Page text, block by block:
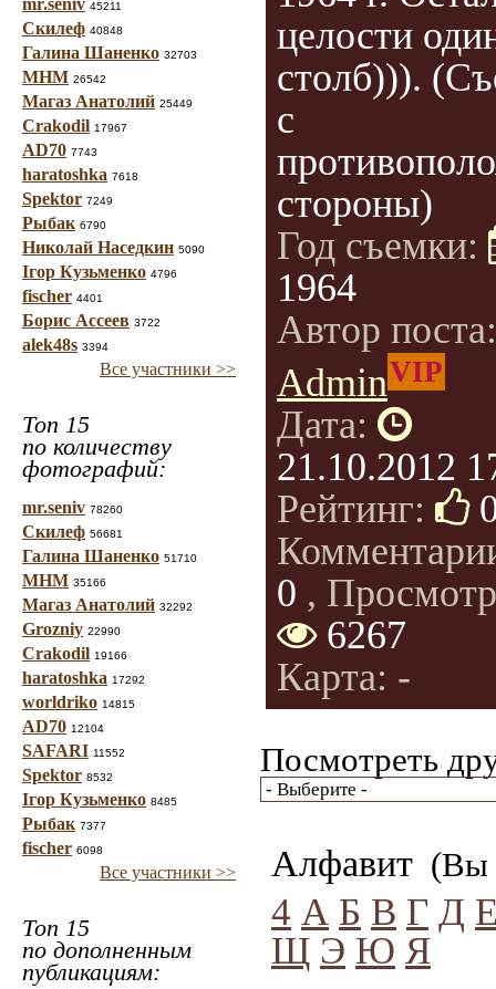
mr.seniv 45211
Скилеф 40848
Галина Шаненко 32703
МНМ 26542
Магаз Анатолий 25449
Crakodil 17967
AD70 7743
haratoshka 7618
Spektor 7249
Рыбак 6790
Николай Наседкин 5090
Ігор Кузьменко 4796
fischer 4401
Борис Ассеев 3722
alek48s 3394
Все участники >>
Топ 15
по количеству
фотографий:
mr.seniv 78260
Скилеф 56681
Галина Шаненко 51710
МНМ 35166
Магаз Анатолий 32292
Grozniy 22990
Crakodil 19166
haratoshka 17292
worldriko 14815
AD70 12104
SAFARI 11552
Spektor 8532
Ігор Кузьменко 8485
Рыбак 7377
fischer 6098
Все участники >>
Топ 15
по дополненным
публикациям:
целости
столб))).
с
стороны)
Год съемки:
1964
Автор
AdminVIP
Дата:
21.10.2012
Рейтинг:
0 ,
6267
Карта: -
Посмотреть
Алфавит (Вы
4 А Б В Г Д
Щ Э Ю Я